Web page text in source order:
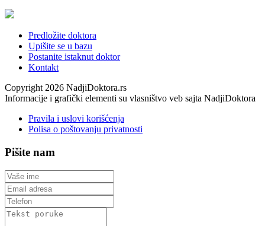
Predložite doktora
Upišite se u bazu
Postanite istaknut doktor
Kontakt
Copyright 2026 NadjiDoktora.rs
Informacije i grafički elementi su vlasništvo veb sajta NadjiDoktora
Pravila i uslovi korišćenja
Polisa o poštovanju privatnosti
Pišite nam